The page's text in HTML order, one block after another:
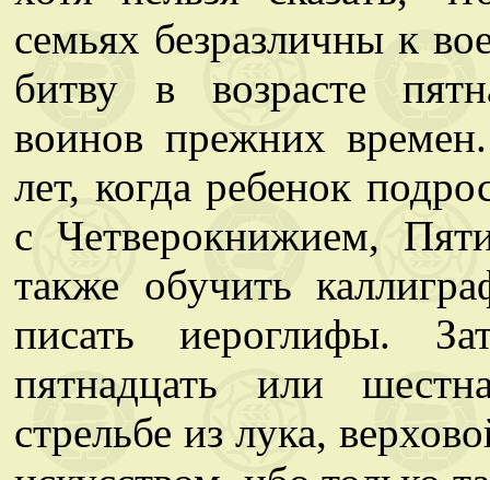
семьях безразличны к
битву в возрасте
воинов прежних
лет, когда ребенок
с Четверокнижием,
также обучить
писать иероглифы.
пятнадцать или
стрельбе из лука,